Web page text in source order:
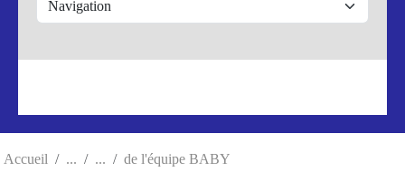
Accueil de l'équipe BABY